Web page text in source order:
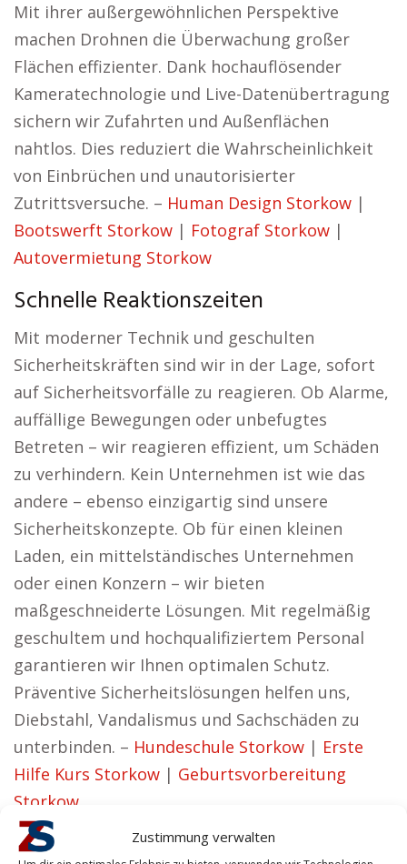
Zustimmung verwalten
Mit ihrer außergewöhnlichen Perspektive
machen Drohnen die Überwachung großer
Flächen effizienter. Dank hochauflösender
Kameratechnologie und Live-Datenübertragung
sichern wir Zufahrten und Außenflächen
nahtlos. Dies reduziert die Wahrscheinlichkeit
von Einbrüchen und unautorisierter
Zutrittsversuche. – Human Design Storkow |
Bootswerft Storkow | Fotograf Storkow |
Autovermietung Storkow
Schnelle Reaktionszeiten
Mit moderner Technik und geschulten
Sicherheitskräften sind wir in der Lage, sofort
auf Sicherheitsvorfälle zu reagieren. Ob Alarme,
auffällige Bewegungen oder unbefugtes
Betreten – wir reagieren effizient, um Schäden
zu verhindern. Kein Unternehmen ist wie das
andere – ebenso einzigartig sind unsere
Sicherheitskonzepte. Ob für einen kleinen
Laden, ein mittelständisches Unternehmen
oder einen Konzern – wir bieten
maßgeschneiderte Lösungen. Mit regelmäßig
geschultem und hochqualifiziertem Personal
garantieren wir Ihnen optimalen Schutz.
Präventive Sicherheitslösungen helfen uns,
Diebstahl, Vandalismus und Sachschäden zu
unterbinden. – Hundeschule Storkow | Erste
Hilfe Kurs Storkow | Geburtsvorbereitung
Storkow
Vorteile für Gewerbetreibende in